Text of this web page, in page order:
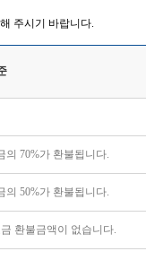
주시기 바랍니다.
70%가 환불됩니다.
50%가 환불됩니다.
환불금액이 없습니다.